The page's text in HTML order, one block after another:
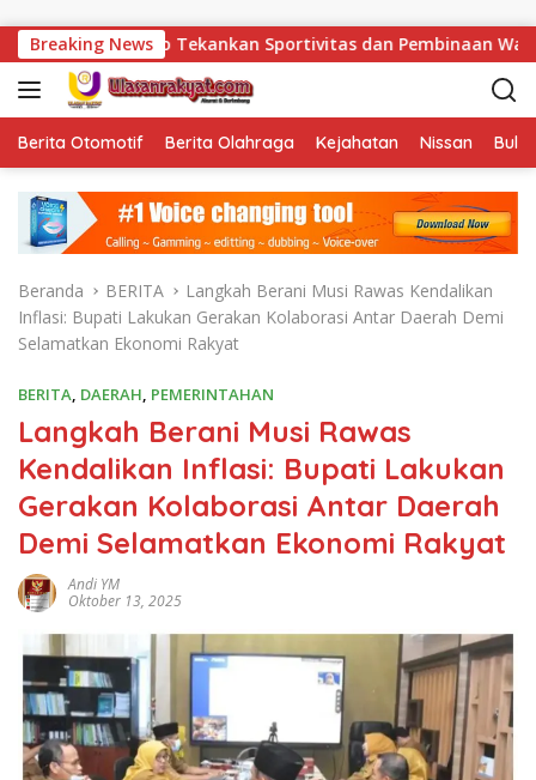
Breaking News
Tekankan Sportivitas dan Pembinaan Warga Binaan.
Berita Otomotif Berita Olahraga Kejahatan Nissan
Beranda BERITA
Langkah Berani Musi Rawas Kendalikan
Inflasi: Bupati Lakukan Gerakan Kolaborasi Antar Daerah Demi
Selamatkan Ekonomi Rakyat
BERITA, DAERAH, PEMERINTAHAN
Langkah Berani Musi Rawas
Kendalikan Inflasi: Bupati Lakukan
Gerakan Kolaborasi Antar Daerah
Demi Selamatkan Ekonomi Rakyat
Andi YM
Oktober 13, 2025